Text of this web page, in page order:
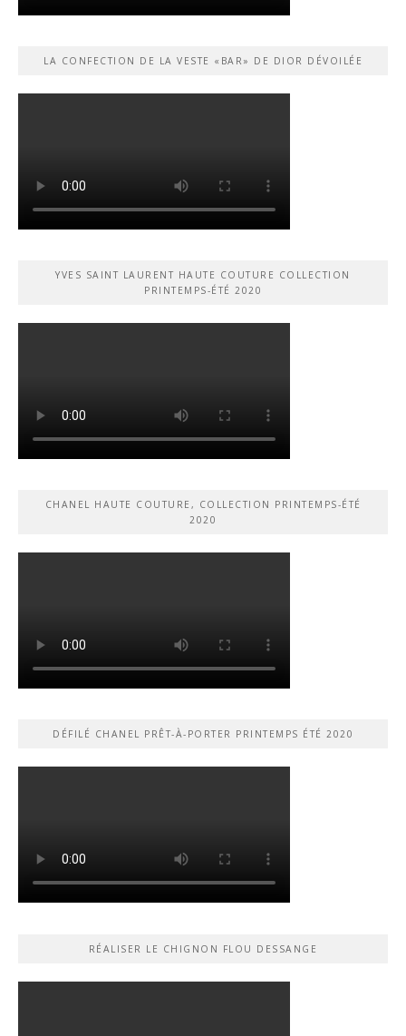
LA CONFECTION DE LA VESTE «BAR» DE DIOR DÉVOILÉE
YVES SAINT LAURENT HAUTE COUTURE COLLECTION
PRINTEMPS-ÉTÉ 2020
CHANEL HAUTE COUTURE, COLLECTION PRINTEMPS-ÉTÉ
2020
DÉFILÉ CHANEL PRÊT-À-PORTER PRINTEMPS ÉTÉ 2020
RÉALISER LE CHIGNON FLOU DESSANGE